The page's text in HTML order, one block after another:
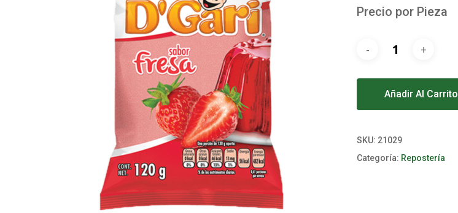
Precio por Pieza
Añadir Al Carrito
SKU: 21029
Categoría: Repostería